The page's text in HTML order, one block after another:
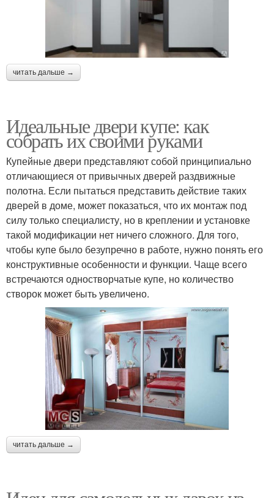
читать дальше →
Идеальные двери купе: как
собрать их своими руками
Купейные двери представляют собой принципиально
отличающиеся от привычных дверей раздвижные
полотна. Если пытаться представить действие таких
дверей в доме, может показаться, что их монтаж под
силу только специалисту, но в креплении и установке
такой модификации нет ничего сложного. Для того,
чтобы купе было безупречно в работе, нужно понять его
конструктивные особенности и функции. Чаще всего
встречаются одностворчатые купе, но количество
створок может быть увеличено.
читать дальше →